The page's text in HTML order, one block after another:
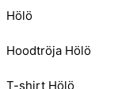
Hölö
Hoodtröja Hölö
T-shirt Hölö